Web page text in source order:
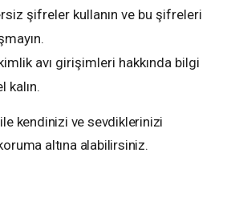
şifreler kullanın ve bu şifreleri
avı girişimleri hakkında bilgi
kalın.
kendinizi ve sevdiklerinizi
altına alabilirsiniz.